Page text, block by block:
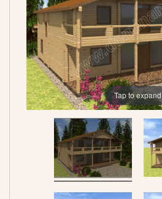
Tap to expand